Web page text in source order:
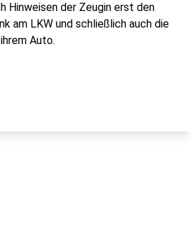
Hinweisen der Zeugin erst den
am LKW und schließlich auch die
Auto.